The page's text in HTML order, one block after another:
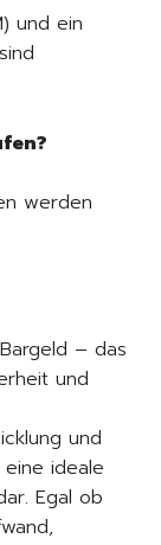
und ein
werden
– das
und
und
ideale
Egal ob